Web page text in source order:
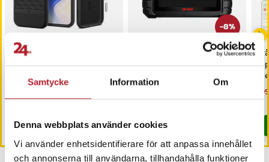
Samtycke Information Om
Denna webbplats använder cookies
Vi använder enhetsidentifierare för att anpassa innehållet
och annonserna till användarna, tillhandahålla funktioner
Spigen Parallax Mag
Google Pixel 10 Pro XL - Matt
svart
Sista exemplaret
Köp
-8%
iCarsoft CR MAX OBD /
bildiagnosverktyg /
diagnosverktyg för bil